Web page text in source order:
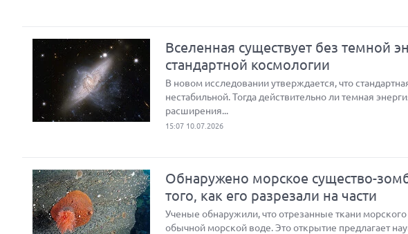
Вселенная существует без темной
стандартной космологии
В новом исследовании утверждается, что
нестабильной. Тогда действительно ли темная
расширения...
15:07 10.07.2026
Обнаружено морское существо-
того, как его разрезали на части
Ученые обнаружили, что отрезанные ткани
обычной морской воде. Это открытие предлагает